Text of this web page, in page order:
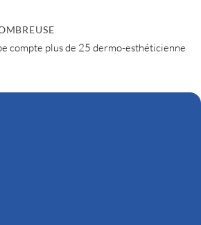
compte plus de 25 dermo-esthéticienne